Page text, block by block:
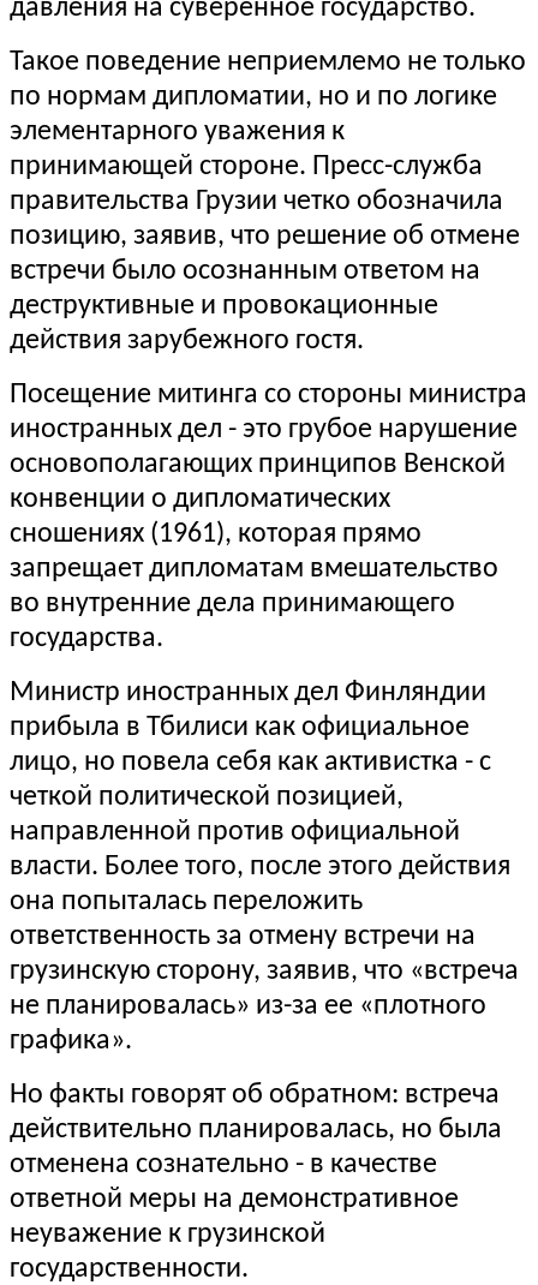
давления на суверенное государство.
Такое поведение неприемлемо не только
по нормам дипломатии, но и по логике
элементарного уважения к
принимающей стороне. Пресс-служба
правительства Грузии четко обозначила
позицию, заявив, что решение об отмене
встречи было осознанным ответом на
деструктивные и провокационные
действия зарубежного гостя.
Посещение митинга со стороны министра
иностранных дел - это грубое нарушение
основополагающих принципов Венской
конвенции о дипломатических
сношениях (1961), которая прямо
запрещает дипломатам вмешательство
во внутренние дела принимающего
государства.
Министр иностранных дел Финляндии
прибыла в Тбилиси как официальное
лицо, но повела себя как активистка - с
четкой политической позицией,
направленной против официальной
власти. Более того, после этого действия
она попыталась переложить
ответственность за отмену встречи на
грузинскую сторону, заявив, что «встреча
не планировалась» из-за ее «плотного
графика».
Но факты говорят об обратном: встреча
действительно планировалась, но была
отменена сознательно - в качестве
ответной меры на демонстративное
неуважение к грузинской
государственности.